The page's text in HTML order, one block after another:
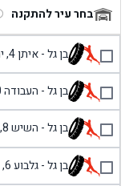
בחר עיר להתקנה
בן גל - איתן 4, ירושלים - ירושלים
בן גל - העבודה 20, אשקלון - אשקלון
בן גל - השיש 8, חיפה - חיפה
בן גל - גלבוע 6, שילת - שילת